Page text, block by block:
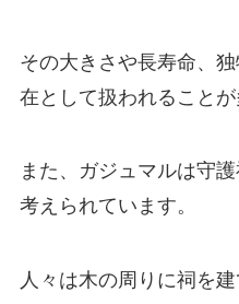
その大きさや長寿命、
在として扱われることが
また、ガジュマルは守
考えられています。
人々は木の周りに祠を